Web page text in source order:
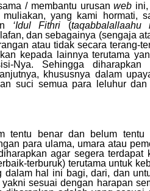
/ membantu urusanweb
yang kami hormati,
‘Idul Fithri (taqabbalallaahu
dan sebagainya (sengaja
atau tidak secara terang-
kepada lainnya terutama
Nya. Sehingga diharapkan
khususnya dalam
suci semua para leluhur dan
tentu benar dan belum tentu
para ulama, umara atau
agar segera terdapat
terburuk) terutama untuk
dalam hal ini bagi, dari, dan
sesuai dengan harapan